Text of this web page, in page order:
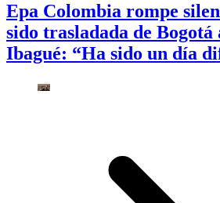
Epa Colombia rompe
sido trasladada de Bogotá
Ibagué: “Ha sido un día